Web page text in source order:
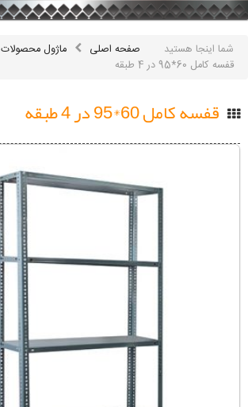
اینستاگرام
سایر
لینک
ها
شما اینجا هستید صفحه اصلی
ماژول محصولات
قفسه کامل 60*95 در 4 طبقه
قفسه کامل 60*95 در 4 طبقه